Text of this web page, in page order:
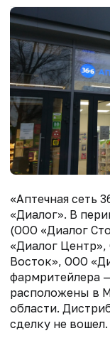
«Аптечная сеть
«Диалог». В
(ООО «Диалог
«Диалог
Восток», ООО
фармритейлера
расположены в
области.
сделку не вошел.